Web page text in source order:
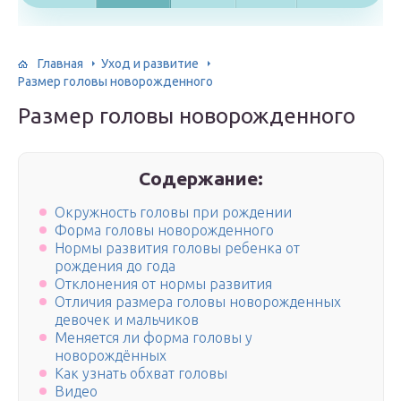
Главная
Уход и развитие
Размер головы новорожденного
Размер головы новорожденного
Содержание:
Окружность головы при рождении
Форма головы новорожденного
Нормы развития головы ребенка от
рождения до года
Отклонения от нормы развития
Отличия размера головы новорожденных
девочек и мальчиков
Меняется ли форма головы у
новорождённых
Как узнать обхват головы
Видео